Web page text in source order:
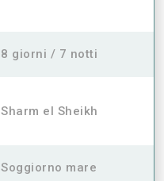
8 giorni / 7 notti
Sharm el Sheikh
Soggiorno mare